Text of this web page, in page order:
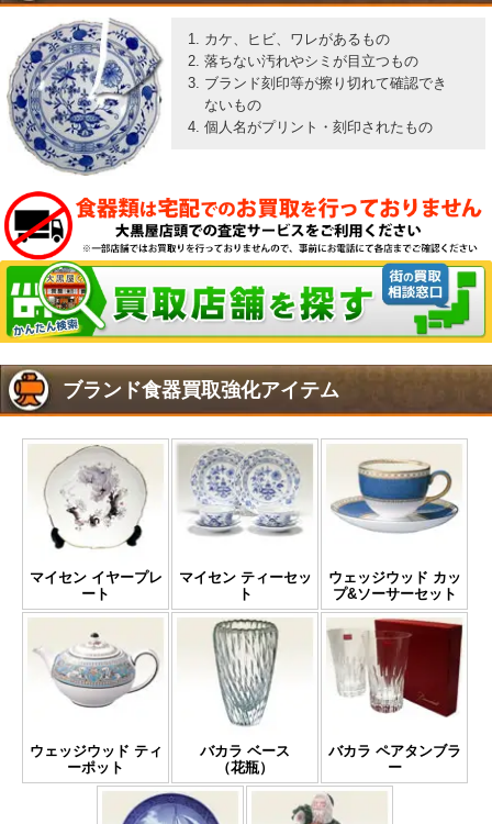
カケ、ヒビ、ワレがあるもの
落ちない汚れやシミが目立つもの
ブランド刻印等が擦り切れて確認でき
ないもの
個人名がプリント・刻印されたもの
ブランド食器買取強化アイテム
マイセン イヤープレ
ート
マイセン ティーセッ
ト
ウェッジウッド カッ
プ&ソーサーセット
ウェッジウッド ティ
ーポット
バカラ ベース
（花瓶）
バカラ ペアタンブラ
ー